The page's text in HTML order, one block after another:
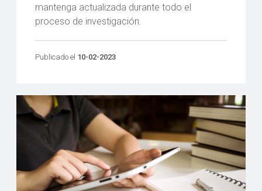
mantenga actualizada durante todo el
proceso de investigación.
Publicado el 10-02-2023